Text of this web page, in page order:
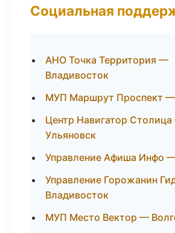
Социальная
АНО Точка Территория —
Владивосток
МУП Маршрут Проспект —
Центр Навигатор
Ульяновск
Управление Афиша Инфо
Управление Горожанин
Владивосток
МУП Место Вектор —